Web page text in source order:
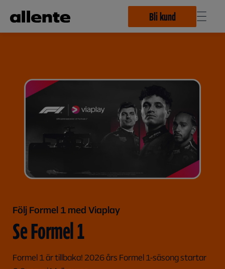
Bli kund
Följ Formel 1 med Viaplay
Se Formel 1
Formel 1 är tillbaka! 2026 års Formel 1-säsong startar